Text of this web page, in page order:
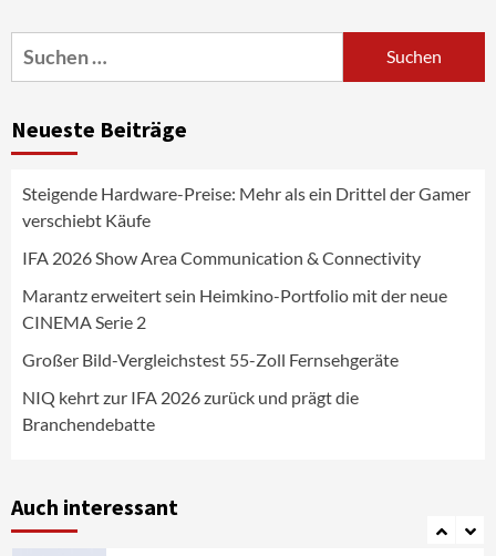
Suchen
nach:
Neueste Beiträge
Steigende Hardware-Preise: Mehr als ein Drittel der Gamer
verschiebt Käufe
IFA 2026 Show Area Communication & Connectivity
Marantz erweitert sein Heimkino-Portfolio mit der neue
CINEMA Serie 2
Großer Bild-Vergleichstest 55-Zoll Fernsehgeräte
NIQ kehrt zur IFA 2026 zurück und prägt die
Branchendebatte
Auch interessant
4
News aus dem Internet
Fernsehgeräte
5
NIQ kehrt zur IFA 2026 zurück und prägt
die Branchendebatte
6
Aktuell
CHERRY baut Vertriebsteam in
7
Klimageräte und Ventilatoren